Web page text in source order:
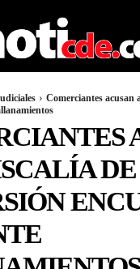
Comerciantes acusan
DE